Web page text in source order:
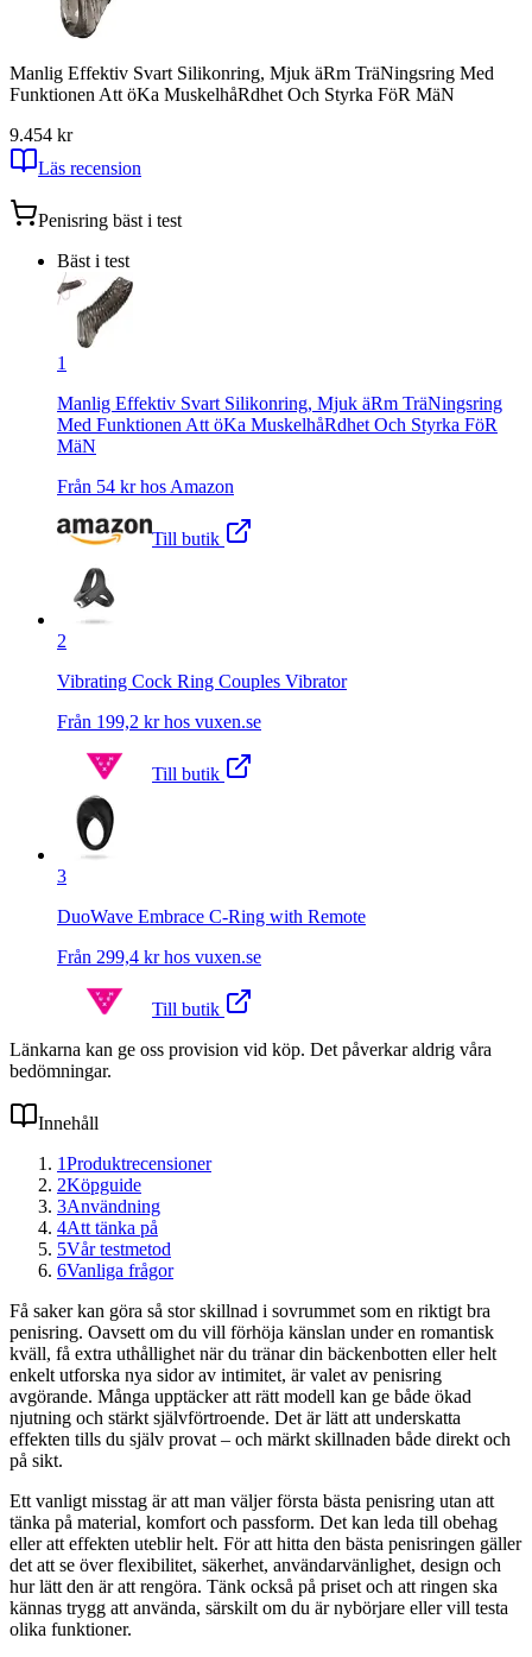
Manlig Effektiv Svart Silikonring, Mjuk äRm TräNingsring Med
Funktionen Att öKa MuskelhåRdhet Och Styrka FöR MäN
9.454 kr
Läs recension
Penisring bäst i test
Bäst i test
1
Manlig Effektiv Svart Silikonring, Mjuk äRm TräNingsring
Med Funktionen Att öKa MuskelhåRdhet Och Styrka FöR
MäN
Från 54 kr hos Amazon
Till butik
2
Vibrating Cock Ring Couples Vibrator
Från 199,2 kr hos vuxen.se
Till butik
3
DuoWave Embrace C-Ring with Remote
Från 299,4 kr hos vuxen.se
Till butik
Länkarna kan ge oss provision vid köp. Det påverkar aldrig våra
bedömningar.
Innehåll
1Produktrecensioner
2Köpguide
3Användning
4Att tänka på
5Vår testmetod
6Vanliga frågor
Få saker kan göra så stor skillnad i sovrummet som en riktigt bra
penisring. Oavsett om du vill förhöja känslan under en romantisk
kväll, få extra uthållighet när du tränar din bäckenbotten eller helt
enkelt utforska nya sidor av intimitet, är valet av penisring
avgörande. Många upptäcker att rätt modell kan ge både ökad
njutning och stärkt självförtroende. Det är lätt att underskatta
effekten tills du själv provat – och märkt skillnaden både direkt och
på sikt.
Ett vanligt misstag är att man väljer första bästa penisring utan att
tänka på material, komfort och passform. Det kan leda till obehag
eller att effekten uteblir helt. För att hitta den bästa penisringen gäller
det att se över flexibilitet, säkerhet, användarvänlighet, design och
hur lätt den är att rengöra. Tänk också på priset och att ringen ska
kännas trygg att använda, särskilt om du är nybörjare eller vill testa
olika funktioner.